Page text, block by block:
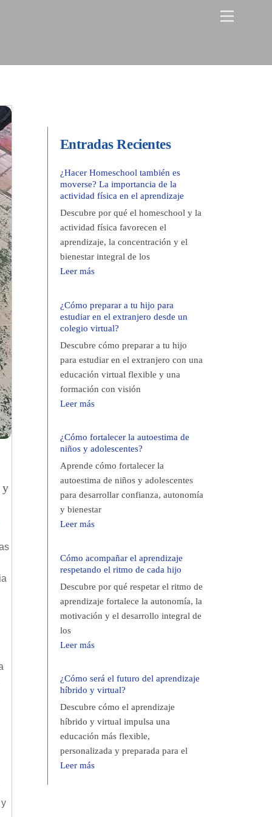
Menu
y
Entradas Recientes
¿Hacer Homeschool también es
moverse? La importancia de la
actividad física en el aprendizaje
Descubre por qué el homeschool y la
actividad física favorecen el
aprendizaje, la concentración y el
bienestar integral de los
Leer más
¿Cómo preparar a tu hijo para
estudiar en el extranjero desde un
colegio virtual?
Descubre cómo preparar a tu hijo
para estudiar en el extranjero con una
educación virtual flexible y una
formación con visión
Leer más
¿Cómo fortalecer la autoestima de
niños y adolescentes?
Aprende cómo fortalecer la
autoestima de niños y adolescentes
para desarrollar confianza, autonomía
y bienestar
Leer más
Cómo acompañar el aprendizaje
respetando el ritmo de cada hijo
Descubre por qué respetar el ritmo de
aprendizaje fortalece la autonomía, la
motivación y el desarrollo integral de
los
Leer más
¿Cómo será el futuro del aprendizaje
híbrido y virtual?
Descubre cómo el aprendizaje
híbrido y virtual impulsa una
educación más flexible,
personalizada y preparada para el
Leer más